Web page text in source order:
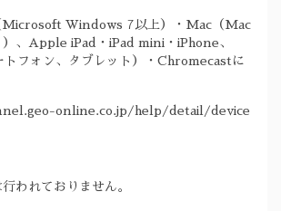
Windows 7以上）・Mac（Mac
、Apple iPad・iPad mini・iPhone、
フォン、タブレット）・Chromecastに
online.co.jp/help/detail/device
われておりません。